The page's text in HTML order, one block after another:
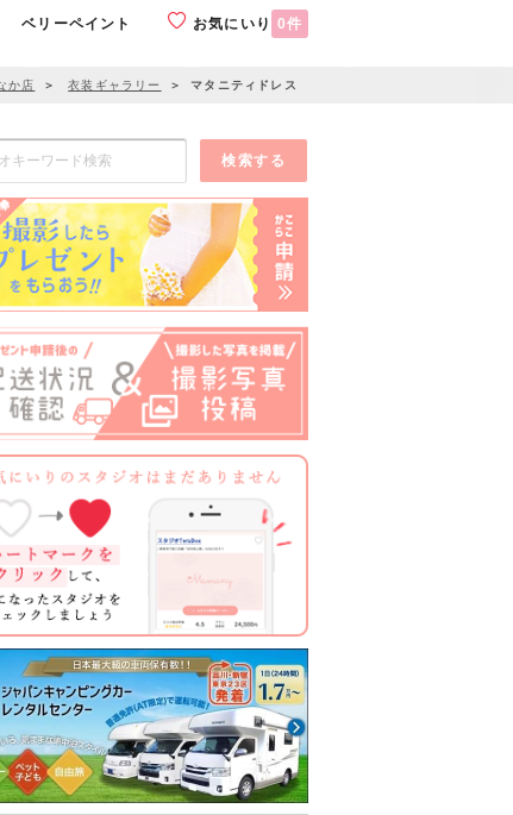
ベリーペイント お気にいり 0件
か店 ＞ 衣装ギャラリー ＞ マタニティドレス
検索する